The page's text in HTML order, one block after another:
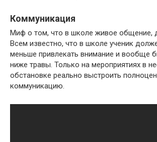
Коммуникация
Миф о том, что в школе живое общение,
Всем известно, что в школе ученик
меньше привлекать внимание и вообще
ниже травы. Только на мероприятиях в
обстановке реально выстроить
коммуникацию.